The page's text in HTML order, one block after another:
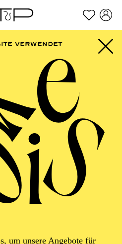
Zum Footer springen
um unsere Angebote für